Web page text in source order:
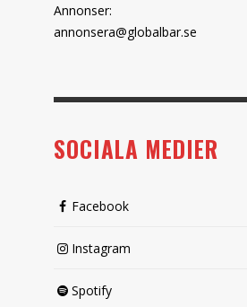
Annonser:
annonsera@globalbar.se
SOCIALA MEDIER
Facebook
Instagram
Spotify